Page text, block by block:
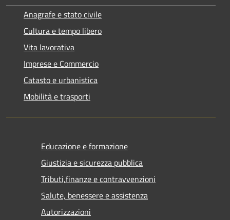
Anagrafe e stato civile
Cultura e tempo libero
Vita lavorativa
Imprese e Commercio
Catasto e urbanistica
Mobilità e trasporti
Educazione e formazione
Giustizia e sicurezza pubblica
Tributi,finanze e contravvenzioni
Salute, benessere e assistenza
Autorizzazioni